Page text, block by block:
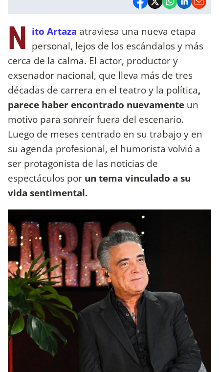
N ito Artaza atraviesa una nueva etapa
personal, lejos de los escándalos y más
cerca de la calma. El actor, productor y
exsenador nacional, que lleva más de tres
décadas de carrera en el teatro y la política,
parece haber encontrado nuevamente un
motivo para sonreír fuera del escenario.
Luego de meses centrado en su trabajo y en
su agenda profesional, el humorista volvió a
ser protagonista de las noticias de
espectáculos por un tema vinculado a su
vida sentimental.